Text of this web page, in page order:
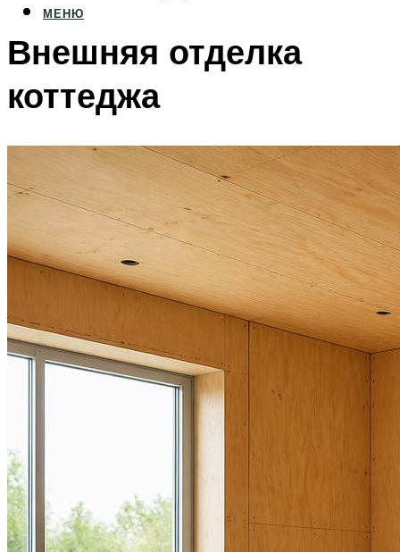
МЕНЮ
Внешняя отделка
коттеджа